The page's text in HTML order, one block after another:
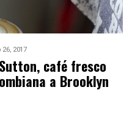
2017
Sutton, café fresco
a Brooklyn